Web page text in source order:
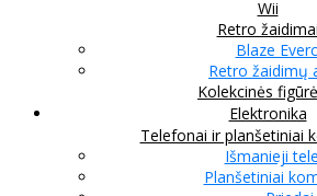
Wii
Retro žaidimai
Blaze
Retro žaidimų
Kolekcinės
Elektronika
Telefonai ir planšetiniai
Išmanieji
Planšetiniai